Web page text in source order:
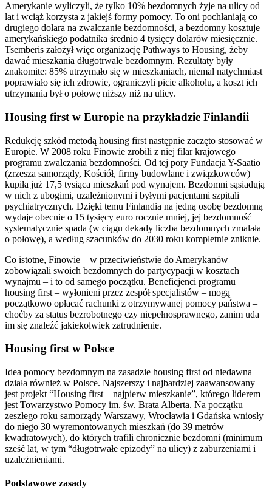
Amerykanie wyliczyli, że tylko 10% bezdomnych żyje na ulicy od
lat i wciąż korzysta z jakiejś formy pomocy. To oni pochłaniają co
drugiego dolara na zwalczanie bezdomności, a bezdomny kosztuje
amerykańskiego podatnika średnio 4 tysięcy dolarów miesięcznie.
Tsemberis założył więc organizację Pathways to Housing, żeby
dawać mieszkania długotrwale bezdomnym. Rezultaty były
znakomite: 85% utrzymało się w mieszkaniach, niemal natychmiast
poprawiało się ich zdrowie, ograniczyli picie alkoholu, a koszt ich
utrzymania był o połowę niższy niż na ulicy.
Housing first w Europie na przykładzie Finlandii
Redukcję szkód metodą housing first następnie zaczęto stosować w
Europie. W 2008 roku Finowie zrobili z niej filar krajowego
programu zwalczania bezdomności. Od tej pory Fundacja Y-Saatio
(zrzesza samorządy, Kościół, firmy budowlane i związkowców)
kupiła już 17,5 tysiąca mieszkań pod wynajem. Bezdomni sąsiadują
w nich z ubogimi, uzależnionymi i byłymi pacjentami szpitali
psychiatrycznych. Dzięki temu Finlandia na jedną osobę bezdomną
wydaje obecnie o 15 tysięcy euro rocznie mniej, jej bezdomność
systematycznie spada (w ciągu dekady liczba bezdomnych zmalała
o połowę), a według szacunków do 2030 roku kompletnie zniknie.
Co istotne, Finowie – w przeciwieństwie do Amerykanów –
zobowiązali swoich bezdomnych do partycypacji w kosztach
wynajmu – i to od samego początku. Beneficjenci programu
housing first – wyłonieni przez zespół specjalistów – mogą
początkowo opłacać rachunki z otrzymywanej pomocy państwa –
choćby za status bezrobotnego czy niepełnosprawnego, zanim uda
im się znaleźć jakiekolwiek zatrudnienie.
Housing first w Polsce
Idea pomocy bezdomnym na zasadzie housing first od niedawna
działa również w Polsce. Najszerszy i najbardziej zaawansowany
jest projekt “Housing first – najpierw mieszkanie”, którego liderem
jest Towarzystwo Pomocy im. św. Brata Alberta. Na początku
zeszłego roku samorządy Warszawy, Wrocławia i Gdańska wniosły
do niego 30 wyremontowanych mieszkań (do 39 metrów
kwadratowych), do których trafili chronicznie bezdomni (minimum
sześć lat, w tym “długotrwałe epizody” na ulicy) z zaburzeniami i
uzależnieniami.
Podstawowe zasady